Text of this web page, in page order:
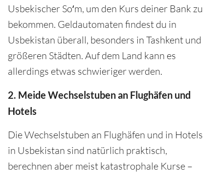
Usbekischer Soʻm, um den Kurs deiner Bank zu
bekommen. Geldautomaten findest du in
Usbekistan überall, besonders in Tashkent und
größeren Städten. Auf dem Land kann es
allerdings etwas schwieriger werden.
2. Meide Wechselstuben an Flughäfen und
Hotels
Die Wechselstuben an Flughäfen und in Hotels
in Usbekistan sind natürlich praktisch,
berechnen aber meist katastrophale Kurse –